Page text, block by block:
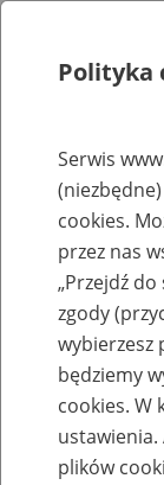
Rejestry, ewidencje i
Baza
Nazwa zakładu
Polityka
Serwis
cookies.
przez nas
„Przejdź
zgody
wybierzesz
będziemy
cookies. W
ustawienia.
plików